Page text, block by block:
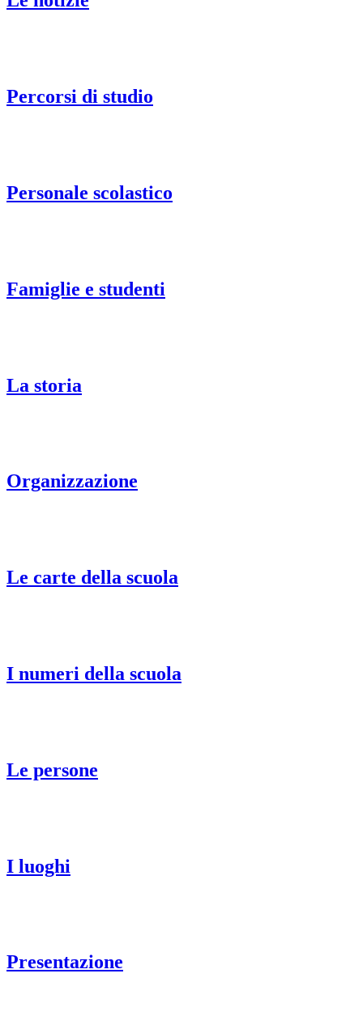
Percorsi di studio
Personale scolastico
Famiglie e studenti
La storia
Organizzazione
Le carte della scuola
I numeri della scuola
Le persone
I luoghi
Presentazione